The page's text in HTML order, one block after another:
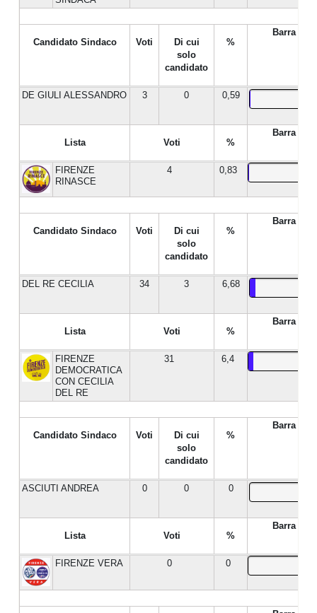
Candidato Sindaco Voti
Di cui
solo
candidato
%
Barra %
DE GIULI ALESSANDRO 3 0 0,59
Lista Voti %
Barra %
FIRENZE
RINASCE
4 0,83
Candidato Sindaco Voti
Di cui
solo
candidato
%
Barra %
DEL RE CECILIA 34 3 6,68
Lista Voti %
Barra %
FIRENZE
DEMOCRATICA
CON CECILIA
DEL RE
31 6,4
Candidato Sindaco Voti
Di cui
solo
candidato
%
Barra %
ASCIUTI ANDREA 0 0 0
Lista Voti %
Barra %
FIRENZE VERA 0 0